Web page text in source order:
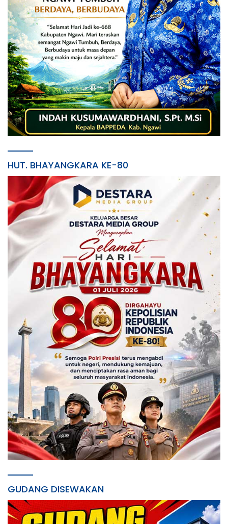
HUT. BHAYANGKARA KE-80
GUDANG DISEWAKAN